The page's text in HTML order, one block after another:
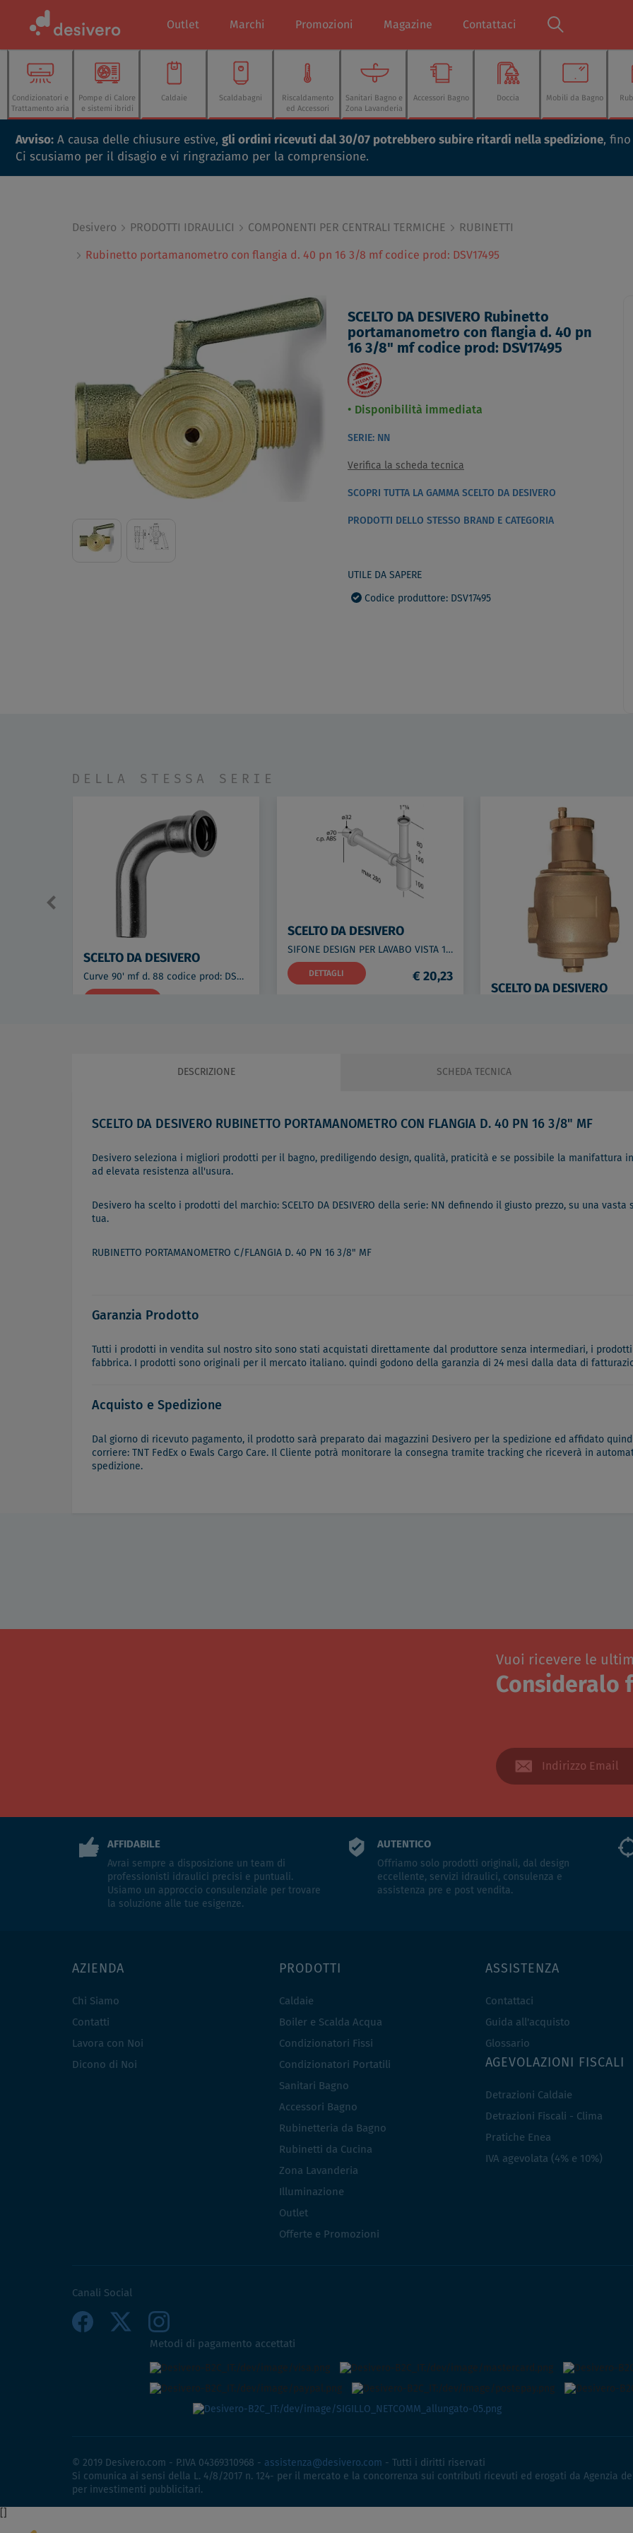
Outlet Marchi Promozioni Magazine Contattaci
Condizionatori e
Trattamento aria
Pompe di Calore
e sistemi ibridi
Caldaie Scaldabagni
Riscaldamento
ed Accessori
Sanitari Bagno e
Zona Lavanderia
Accessori Bagno Doccia Mobili da Bagno
Avviso: A causa delle chiusure estive, gli ordini ricevuti dal 30/07 potrebbero subire ritardi nella spedizione,
Ci scusiamo per il disagio e vi ringraziamo per la comprensione.
Desivero PRODOTTI IDRAULICI COMPONENTI PER CENTRALI TERMICHE
RUBINETTI
Rubinetto portamanometro con flangia d. 40 pn 16 3/8 mf codice prod: DSV17495
SCELTO DA DESIVERO Rubinetto
portamanometro con flangia d. 40 pn
16 3/8" mf codice prod: DSV17495
Disponibilità immediata
SERIE: NN
Verifica la scheda tecnica
SCOPRI TUTTA LA GAMMA SCELTO DA DESIVERO
PRODOTTI DELLO STESSO BRAND E CATEGORIA
UTILE DA SAPERE
Codice produttore: DSV17495
DELLA STESSA SERIE
SCELTO DA DESIVERO
Curve 90' mf d. 88 codice prod: DSV08234
SCELTO DA DESIVERO
SIFONE DESIGN PER LAVABO VISTA 1"1/4 ABS/CRO codice prod: DSV20948
DETTAGLI € 20,23
SCELTO DA DESIVERO
DESCRIZIONE SCHEDA TECNICA
SCELTO DA DESIVERO RUBINETTO PORTAMANOMETRO CON FLANGIA D. 40 PN 16 3/8" MF
Desivero seleziona i migliori prodotti per il bagno, prediligendo design, qualità, praticità e se possibile la manifattura
ad elevata resistenza all'usura.
Desivero ha scelto i prodotti del marchio: SCELTO DA DESIVERO della serie: NN definendo il giusto prezzo, su una
tua.
RUBINETTO PORTAMANOMETRO C/FLANGIA D. 40 PN 16 3/8" MF
Garanzia Prodotto
Tutti i prodotti in vendita sul nostro sito sono stati acquistati direttamente dal produttore senza intermediari, i
fabbrica. I prodotti sono originali per il mercato italiano. quindi godono della garanzia di 24 mesi dalla data di
Acquisto e Spedizione
Dal giorno di ricevuto pagamento, il prodotto sarà preparato dai magazzini Desivero per la spedizione ed affidato
corriere: TNT FedEx o Ewals Cargo Care. Il Cliente potrà monitorare la consegna tramite tracking che riceverà in
spedizione.
Vuoi ricevere le
Consideralo
AFFIDABILE
Avrai sempre a disposizione un team di
professionisti idraulici precisi e puntuali.
Usiamo un approccio consulenziale per trovare
la soluzione alle tue esigenze.
AUTENTICO
Offriamo solo prodotti originali, dal design
eccellente, servizi idraulici, consulenza e
assistenza pre e post vendita.
AZIENDA
Chi Siamo
Contatti
Lavora con Noi
Dicono di Noi
PRODOTTI
Caldaie
Boiler e Scalda Acqua
Condizionatori Fissi
Condizionatori Portatili
Sanitari Bagno
Accessori Bagno
Rubinetteria da Bagno
Rubinetti da Cucina
Zona Lavanderia
Illuminazione
Outlet
Offerte e Promozioni
ASSISTENZA
Contattaci
Guida all'acquisto
Glossario
AGEVOLAZIONI FISCALI
Detrazioni Caldaie
Detrazioni Fiscali - Clima
Pratiche Enea
IVA agevolata (4% e 10%)
Canali Social
Metodi di pagamento accettati
© 2019 Desivero.com - P.IVA 04369310968 - assistenza@desivero.com - Tutti i diritti riservati
Si comunica ai sensi della L. 4/8/2017 n. 124- per il mercato e la concorrenza sui contributi ricevuti ed erogati da Agenzia
per investimenti pubblicitari.